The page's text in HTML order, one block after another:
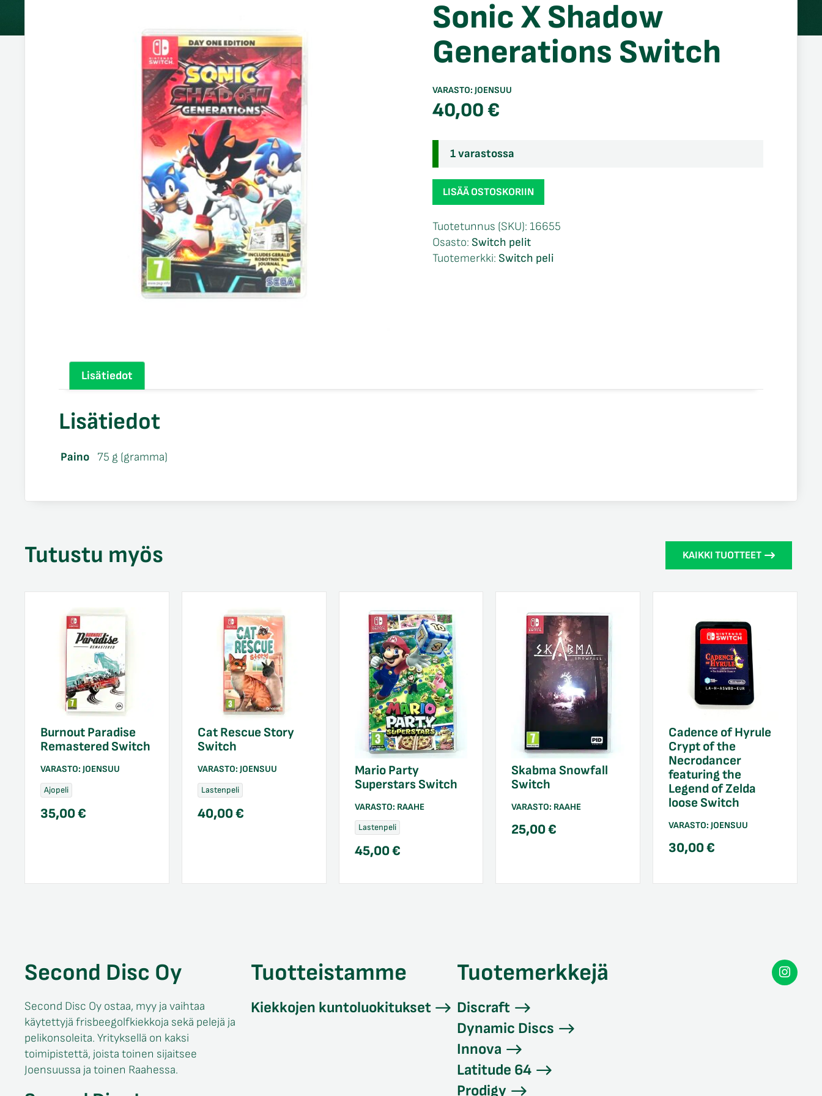
Sonic X Shadow
Generations Switch
VARASTO: JOENSUU
40,00€
1 varastossa
Sonic
X
Generations
Switch
määrä
LISÄÄ OSTOSKORIIN
Tuotetunnus (SKU): 16655
Osasto: Switch pelit
Tuotemerkki: Switch peli
Lisätiedot
Lisätiedot
Paino 75 g (gramma)
Tutustu myös KAIKKI TUOTTEET
Burnout Paradise
Remastered Switch
VARASTO: JOENSUU
Ajopeli
35,00€
Cat Rescue Story
Switch
VARASTO: JOENSUU
Lastenpeli
40,00€
Mario Party
Superstars Switch
VARASTO: RAAHE
Lastenpeli
45,00€
Skabma Snowfall
Switch
VARASTO: RAAHE
25,00€
Cadence of Hyrule
Crypt of the
Necrodancer
featuring the
Legend of Zelda
loose Switch
VARASTO:JOENSUU
30,00€
Second Disc Oy
Second Disc Oy ostaa, myy ja vaihtaa
käytettyjä frisbeegolfkiekkoja sekä pelejä ja
pelikonsoleita. Yrityksellä on kaksi
toimipistettä, joista toinen sijaitsee
Joensuussa ja toinen Raahessa.
Tuotteistamme
Kiekkojen kuntoluokitukset
Tuotemerkkejä
Discraft
Dynamic Discs
Innova
Latitude 64
Prodigy